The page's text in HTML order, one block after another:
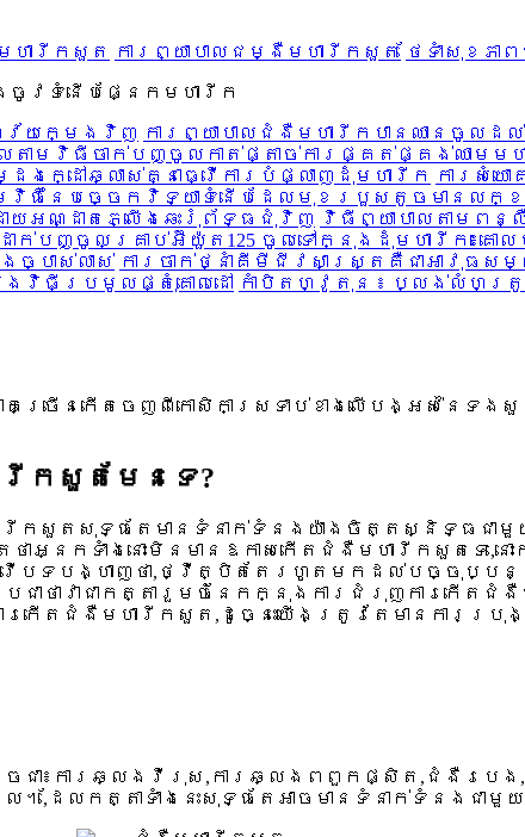
ហារីកសួត ការព្យាបាលជម្ងឺមហារីកសួត ថែទាំសុខភា
ចូវទំនើបផ្នែកមហារីក
វ័យក្មេងវិញ ការព្យាបាលជំងឺមហារីកបានឈានចូលដ
ាលតាមវិធីចាក់បញ្ចូលកាត់ផ្តាច់ការផ្គត់ផ្គង់ឈាមម
ដងក្ដៅឆ្លាស់គ្នាធ្វើការបំផ្លាញដុំមហារីក
ការសំយ
ៃបច្ចេកវិទ្យាទំនើបដែលមុខរបួសតូចមានលក្ខណះ
យអណ្ដាតភ្លើងឆេះរុំព័ទ្ធជុំវិញ
វិធីព្យាបាលតាមពន្លឺអា
រដាក់បញ្ចូលគ្រាប់អ៊ីយ៉ួត125 ចូលទៅក្នុងដុំមហារីក៖គ
ច្បាស់លាស់ ការចាក់ថ្នាំគីមីជីវសាស្ត្រគឺជាអាវុធស
វិធីប្រមូលផ្តុំគោលដៅ កាំបិតហ្វូតុន ៖ ប្លង់លំហត្រូវប
ើនកើតចេញពីកោសិកាស្រទាប់ខាងលើបង្អស់នៃទងសួត
កសួតមែនទេ?
មហារីកសួតសុទ្ធតែមានទំនាក់ទំនងយ៉ាងចិត្តស្និទ្ធជ
អ្នកទាំងនោះមិនមានឱកាសកើតជំងឺមហារីកសួតទេ
បទបង្ហាញថា,ថ្វីត្បិតតែរហូតមកដល់បច្ចុប្បន្ន
ជាថាវាជាកត្តារួមចំនែកក្នុងការជំរុញការកើ
ារកើតជំងឺមហារីកសួត,ដូច្នេះយើងត្រូវតែមានការ
តដូចជា៖ការឆ្លងវីរុស,ការឆ្លងពពួកផ្សិត,ជំងឺរបេ
លកត្តាទាំងនេះសុទ្ធតែអាចមានទំនាក់ទំនងជា